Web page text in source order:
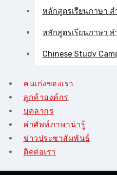
หลักสูตรเรียนภาษา ส
หลักสูตรเรียนภาษา
Chinese Study
คนเก่งของเรา
ลูกค้าองค์กร
บุคลากร
คําศัพท์ภาษาน่ารู้
ข่าวประชาสัมพันธ์
ติดต่อเรา